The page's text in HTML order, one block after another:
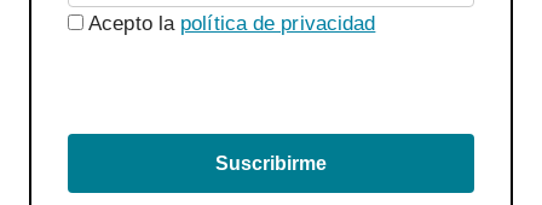
Acepto la política de privacidad
Suscribirme